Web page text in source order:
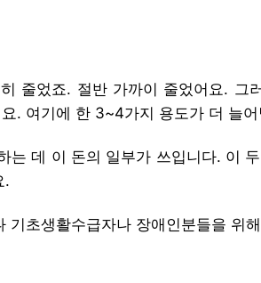
줄었죠. 절반 가까이 줄었어요. 그
. 여기에 한 3~4가지 용도가 더 늘어
는 데 이 돈의 일부가 쓰입니다. 이
.
초생활수급자나 장애인분들을 위